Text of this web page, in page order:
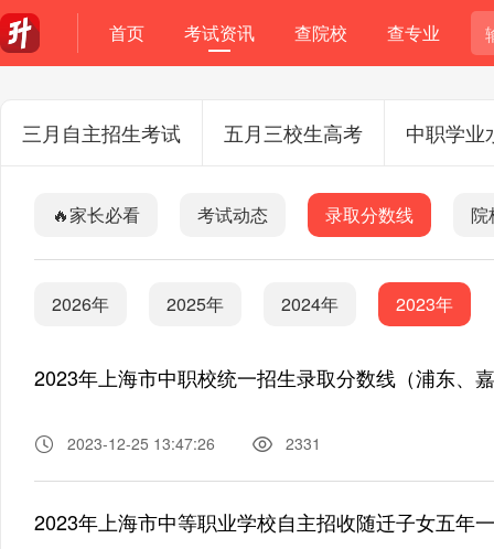
首页 考试资讯 查院校 查专业
三月自主招生考试 五月三校生高考 中职学业
🔥家长必看 考试动态 录取分数线 院
2026年 2025年 2024年 2023年
2023年上海市中职校统一招生录取分数线（浦东、
2023-12-25 13:47:26 2331